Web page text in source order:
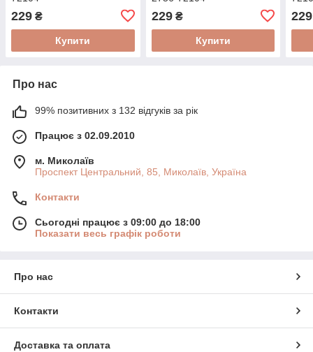
229 ₴
Купити
229₴
Купити
229
Про нас
99% позитивних з 132 відгуків за рік
Працює з 02.09.2010
м. Миколаїв
Проспект Центральний, 85, Миколаїв, Україна
Контакти
Сьогодні працює з 09:00 до 18:00
Показати весь графік роботи
Про нас
Контакти
Доставка та оплата